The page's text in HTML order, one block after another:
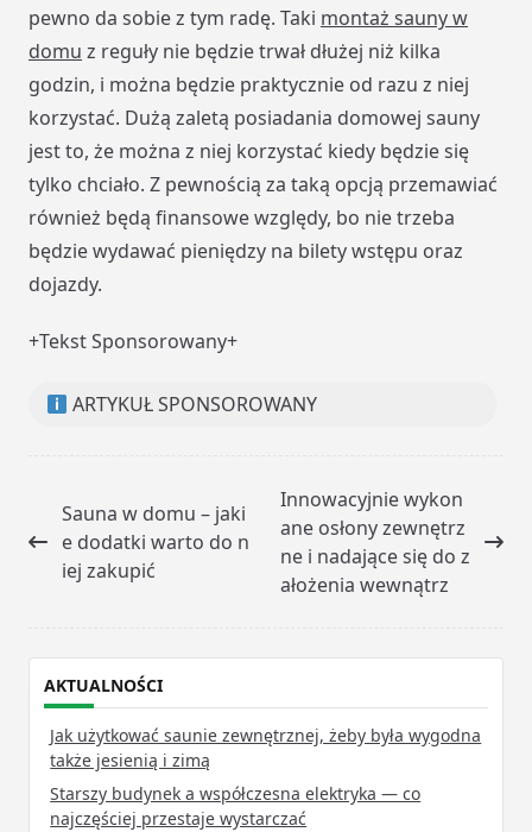
pewno da sobie z tym radę. Taki montaż sauny w
domu z reguły nie będzie trwał dłużej niż kilka
godzin, i można będzie praktycznie od razu z niej
korzystać. Dużą zaletą posiadania domowej sauny
jest to, że można z niej korzystać kiedy będzie się
tylko chciało. Z pewnością za taką opcją przemawiać
również będą finansowe względy, bo nie trzeba
będzie wydawać pieniędzy na bilety wstępu oraz
dojazdy.
+Tekst Sponsorowany+
ARTYKUŁ SPONSOROWANY
class="nav-
subtitle
screen-
Sauna w domu – jaki
e dodatki warto do n
iej zakupić
Innowacyjnie wykon
ane osłony zewnętrz
ne i nadające się do z
ałożenia wewnątrz
AKTUALNOŚCI
Jak użytkować saunie zewnętrznej, żeby była wygodna
także jesienią i zimą
Starszy budynek a współczesna elektryka — co
najczęściej przestaje wystarczać